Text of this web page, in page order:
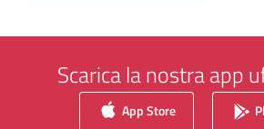
Scarica la nostra app
App Store